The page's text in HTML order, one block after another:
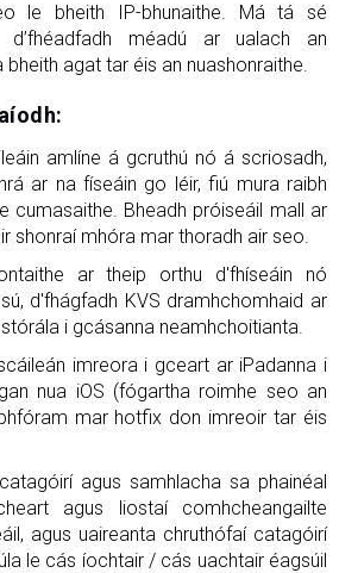
le bheith IP-bhunaithe. Má tá sé
d’fhéadfadh méadú ar ualach an
bheith agat tar éis an nuashonraithe.
amlíne á gcruthú nó á scriosadh,
ar na físeáin go léir, fiú mura raibh
cumasaithe. Bheadh ​​próiseáil mall ar
shonraí mhóra mar thoradh air seo.
ar theip orthu d'fhíseáin nó
d'fhágfadh KVS dramhchomhaid ar
i gcásanna neamhchoitianta.
imreora i gceart ar iPadanna i
nua iOS (fógartha roimhe seo an
mar hotfix don imreoir tar éis
agus samhlacha sa phainéal
agus liostaí comhcheangailte
agus uaireanta chruthófaí catagóirí
le cás íochtair / cás uachtair éagsúil